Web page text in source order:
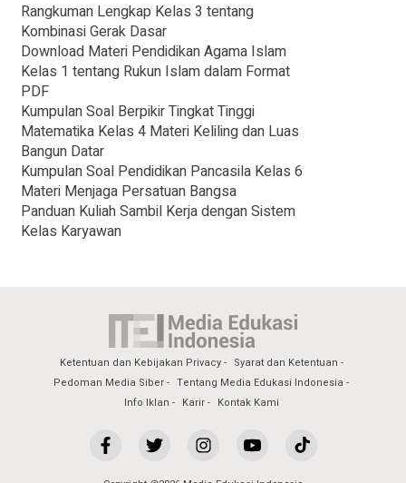
Rangkuman Lengkap Kelas 3 tentang
Kombinasi Gerak Dasar
Download Materi Pendidikan Agama Islam
Kelas 1 tentang Rukun Islam dalam Format
PDF
Kumpulan Soal Berpikir Tingkat Tinggi
Matematika Kelas 4 Materi Keliling dan Luas
Bangun Datar
Kumpulan Soal Pendidikan Pancasila Kelas 6
Materi Menjaga Persatuan Bangsa
Panduan Kuliah Sambil Kerja dengan Sistem
Kelas Karyawan
Ketentuan dan Kebijakan Privacy
Syarat dan Ketentuan
Pedoman Media Siber
Tentang Media Edukasi Indonesia
Info Iklan
Karir Kontak Kami